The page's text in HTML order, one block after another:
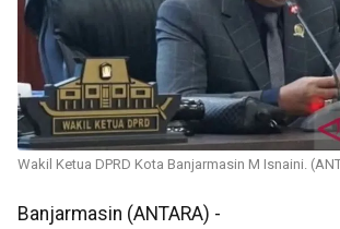
Wakil Ketua DPRD Kota Banjarmasin M Isnaini.
Banjarmasin (ANTARA) -